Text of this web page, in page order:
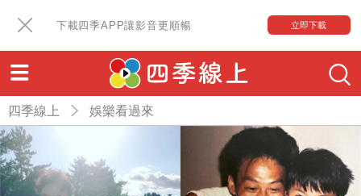
下載四季APP讓影音更順暢 立即下載
四季線上 娛樂看過來